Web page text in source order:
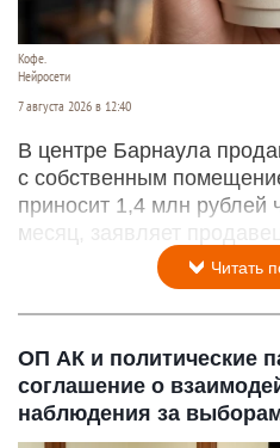
Кофе.
Нейросети
7 августа 2026 в 12:40
В центре Барнаула
с собственным
приносит 1,4 млн рублей
месяц, заявляет
Читать
ОП АК и политические
соглашение о
наблюдения за